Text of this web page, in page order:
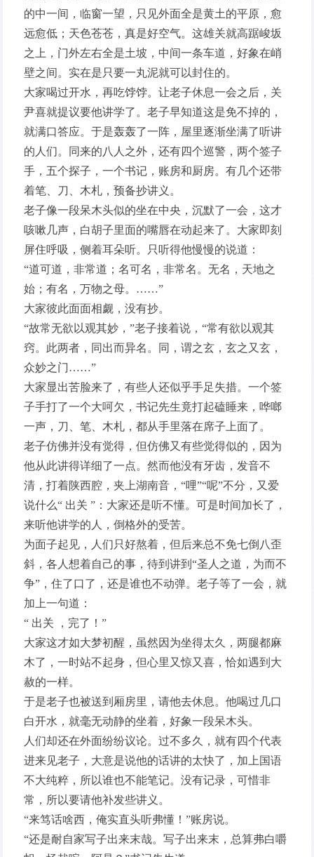
的中一间，临窗一望，只见外面全是黄土的平原，愈
远愈低；天色苍苍，真是好空气。这雄关就高踞峻坂
之上，门外左右全是土坡，中间一条车道，好象在峭
壁之间。实在是只要一丸泥就可以封住的。
大家喝过开水，再吃饽饽。让老子休息一会之后，关
尹喜就提议要他讲学了。老子早知道这是免不掉的，
就满口答应。于是轰轰了一阵，屋里逐渐坐满了听讲
的人们。同来的八人之外，还有四个巡警，两个签子
手，五个探子，一个书记，账房和厨房。有几个还带
着笔、刀、木札，预备抄讲义。
老子像一段呆木头似的坐在中央，沉默了一会，这才
咳嗽几声，白胡子里面的嘴唇在动起来了。大家即刻
屏住呼吸，侧着耳朵听。只听得他慢慢的说道：
“道可道，非常道；名可名，非常名。无名，天地之
始；有名，万物之母。……”
大家彼此面面相觑，没有抄。
“故常无欲以观其妙，”老子接着说，“常有欲以观其
窍。此两者，同出而异名。同，谓之玄，玄之又玄，
众妙之门……”
大家显出苦脸来了，有些人还似乎手足失措。一个签
子手打了一个大呵欠，书记先生竟打起磕睡来，哗啷
一声，刀、笔、木札，都从手里落在席子上面了。
老子仿佛并没有觉得，但仿佛又有些觉得似的，因为
他从此讲得详细了一点。然而他没有牙齿，发音不
清，打着陕西腔，夹上湖南音，“哩”“呢”不分，又爱
说什么“ 出关 ”：大家还是听不懂。可是时间加长了，
来听他讲学的人，倒格外的受苦。
为面子起见，人们只好熬着，但后来总不免七倒八歪
斜，各人想着自己的事，待到讲到“圣人之道，为而不
争”，住了口了，还是谁也不动弹。老子等了一会，就
加上一句道：
“ 出关 ，完了！”
大家这才如大梦初醒，虽然因为坐得太久，两腿都麻
木了，一时站不起身，但心里又惊又喜，恰如遇到大
赦的一样。
于是老子也被送到厢房里，请他去休息。他喝过几口
白开水，就毫无动静的坐着，好象一段呆木头。
人们却还在外面纷纷议论。过不多久，就有四个代表
进来见老子，大意是说他的话讲的太快了，加上国语
不大纯粹，所以谁也不能笔记。没有记录，可惜非
常，所以要请他补发些讲义。
“来笃话啥西，俺实直头听弗懂！”账房说。
“还是耐自家写子出来末哉。写子出来末，总算弗白嚼